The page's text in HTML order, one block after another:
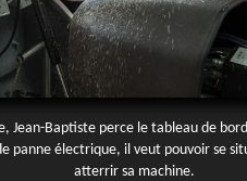
Jean-Baptiste perce le tableau de
panne électrique, il veut pouvoir se
atterrir sa machine.